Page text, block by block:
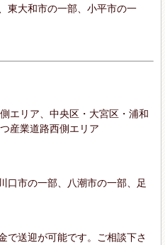
東大和市の一部、小平市の一
エリア、中央区・大宮区・浦和
産業道路西側エリア
口市の一部、八潮市の一部、足
で送迎が可能です。ご相談下さ